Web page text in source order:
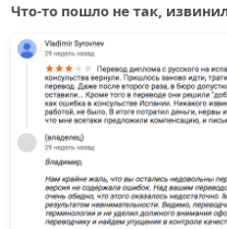
Что-то пошло не так,